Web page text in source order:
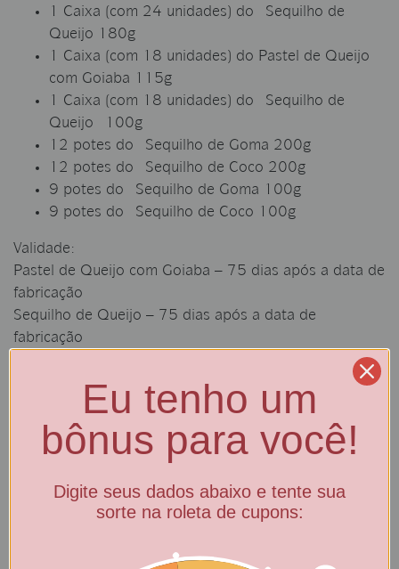
1 Caixa (com 24 unidades) do Sequilho de
Queijo 180g
1 Caixa (com 18 unidades) do Pastel de Queijo
com Goiaba 115g
1 Caixa (com 18 unidades) do Sequilho de
Queijo 100g
12 potes do Sequilho de Goma 200g
12 potes do Sequilho de Coco 200g
9 potes do Sequilho de Goma 100g
9 potes do Sequilho de Coco 100g
Validade:
Pastel de Queijo com Goiaba – 75 dias após a data de
fabricação
Sequilho de Queijo – 75 dias após a data de
fabricação
fabricação
Sequilho de Coco – 150
dias após a data de
fabricação
Eu tenho um
bônus para você!
Digite seus dados abaixo e tente sua
sorte na roleta de cupons: